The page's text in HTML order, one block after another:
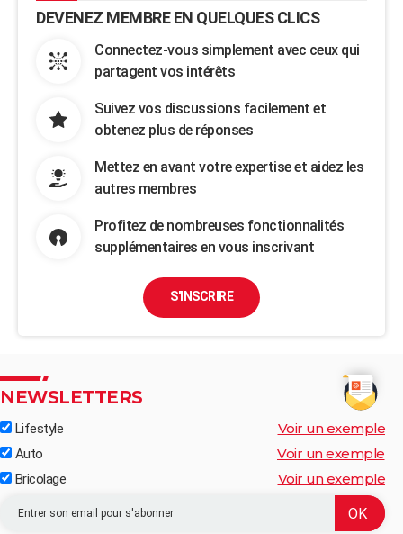
DEVENEZ MEMBRE EN QUELQUES CLICS
Connectez-vous simplement avec ceux qui
partagent vos intérêts
Suivez vos discussions facilement et
obtenez plus de réponses
Mettez en avant votre expertise et aidez les
autres membres
Profitez de nombreuses fonctionnalités
supplémentaires en vous inscrivant
S'INSCRIRE
NEWSLETTERS
Lifestyle Voir un exemple
Auto Voir un exemple
Bricolage Voir un exemple